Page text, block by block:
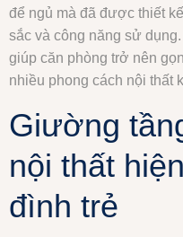
để ngủ mà đã được thiết
sắc và công năng sử
giúp căn phòng trở nên
nhiều phong cách nội thất
Giường
nội thất
đình trẻ